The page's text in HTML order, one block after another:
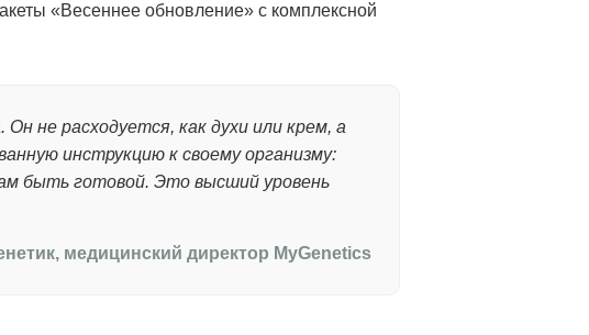
«Весеннее обновление» с комплексной
не расходуется, как духи или крем, а
инструкцию к своему организму:
быть готовой. Это высший уровень
медицинский директор MyGenetics